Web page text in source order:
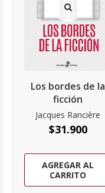
Los bordes de la
ficción
Jacques Rancière
$31.900
AGREGAR AL
CARRITO